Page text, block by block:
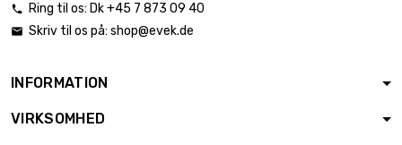
 Ring til os: Dk +45 7 873 09 40
 Skriv til os på: shop@evek.de
INFORMATION
VIRKSOMHED